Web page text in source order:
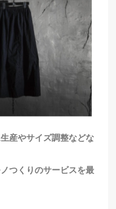
産やサイズ調整などな
つくりのサービスを最